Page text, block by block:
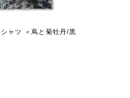
ャツ ＜蔦と菊牡丹/黒